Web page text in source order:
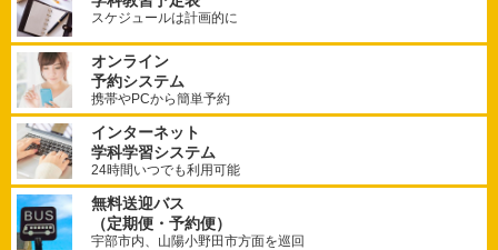
スケジュールは計画的に
オンライン
予約システム
携帯やPCから簡単予約
インターネット
学科学習システム
24時間いつでも利用可能
無料送迎バス
（定期便・予約便）
宇部市内、山陽小野田市方面を巡回